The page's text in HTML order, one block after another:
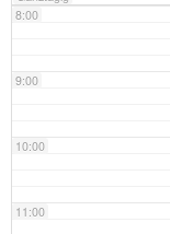
8:00
9:00
10:00
11:00